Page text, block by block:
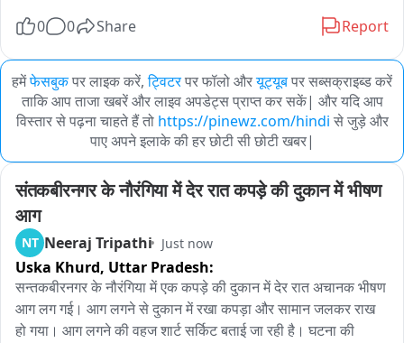
0
0 Share Report
हमेंफेसबुकपर लाइक करें, ट्विटरपर फॉलो औरयूट्यूबपर सब्सक्राइब्ड करें
ताकि आप ताजा खबरें और लाइव अपडेट्स प्राप्त कर सकें| और यदि आप
विस्तार से पढ़ना चाहते हैं तो https://pinewz.com/hindi से जुड़े और
पाए अपने इलाके की हर छोटी सी छोटी खबर|
संतकबीरनगर के नौरंगिया में देर रात कपड़े की दुकान में भीषण
आग
NT Neeraj Tripathi Just now
Uska Khurd, Uttar Pradesh:
सन्तकबीरनगर के नौरंगिया में एक कपड़े की दुकान में देर रात अचानक भीषण
आग लग गई। आग लगने से दुकान में रखा कपड़ा और सामान जलकर राख
हो गया। आग लगने की वहज शार्ट सर्किट बताई जा रही है। घटना की